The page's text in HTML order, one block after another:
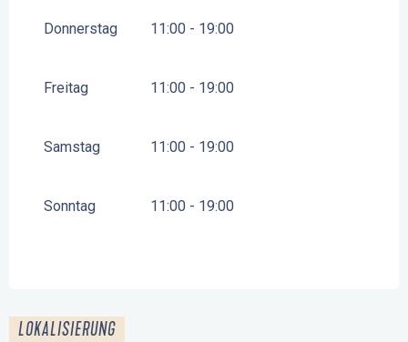
Donnerstag 11:00 - 19:00
Freitag 11:00 - 19:00
Samstag 11:00 - 19:00
Sonntag 11:00 - 19:00
LOKALISIERUNG